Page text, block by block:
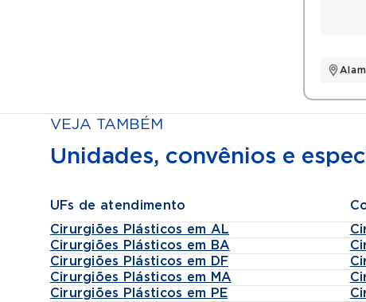
VEJA TAMBÉM
Unidades, convênios e
UFs de atendimento
Cirurgiões Plásticos em AL
Cirurgiões Plásticos em BA
Cirurgiões Plásticos em DF
Cirurgiões Plásticos em MA
Cirurgiões Plásticos em PE